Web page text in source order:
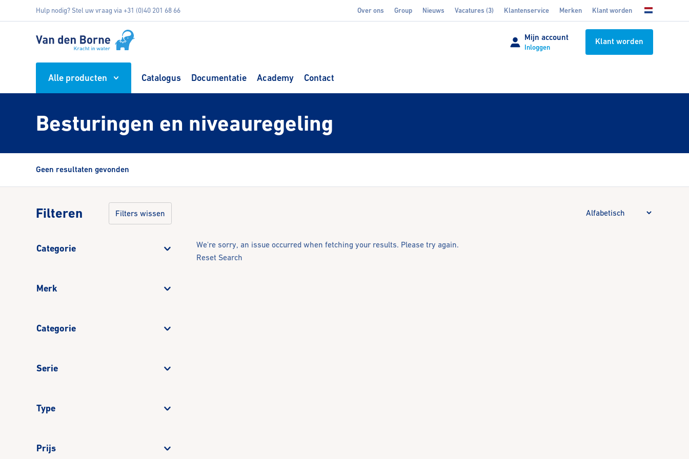
Hulp nodig? Stel uw vraag via +31 (0)40 201 68 66 Over ons Group Nieuws Vacatures (3) Klantenservice Merken Klant worden
Mijn account
Inloggen
Klant worden
Alle producten Catalogus Documentatie Academy Contact
Besturingen en niveauregeling
Geen resultaten gevonden
Filteren Filters wissen
Categorie
Merk
Categorie
Serie
Type
Prijs
We're sorry, an issue occurred when fetching your results. Please try again.
Reset Search